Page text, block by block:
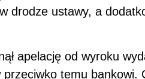
drodze ustawy, a
apelację od wyroku
temu bankowi.